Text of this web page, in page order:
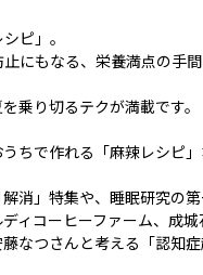
ピ」。
にもなる、栄養満点の手
乗り切るテクが満載です。
ちで作れる「麻辣レシピ
消」特集や、睡眠研究の
ィコーヒーファーム、成
なつさんと考える「認知